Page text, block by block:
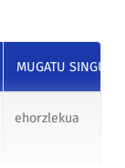
MUGATU
ehorzlekua